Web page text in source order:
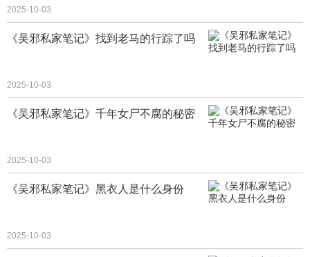
2025-10-03
《吴邪私家笔记》找到老马的行踪了吗
2025-10-03
《吴邪私家笔记》千年女尸不腐的秘密
2025-10-03
《吴邪私家笔记》黑衣人是什么身份
2025-10-03